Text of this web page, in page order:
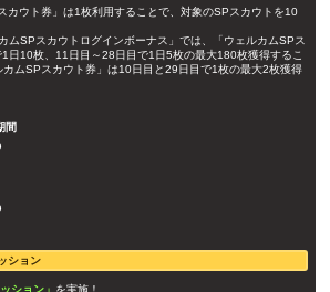
ウト券」は1枚利用することで、対象のSPスカウトを10
ムSPスカウトログインボーナス」では、「ウェルカムSPス
日10枚、11日目～28日目で1日5枚の最大180枚獲得するこ
カムSPスカウト券」は10日目と29日目で1枚の最大2枚獲得
間
ション
ション」 を実施！